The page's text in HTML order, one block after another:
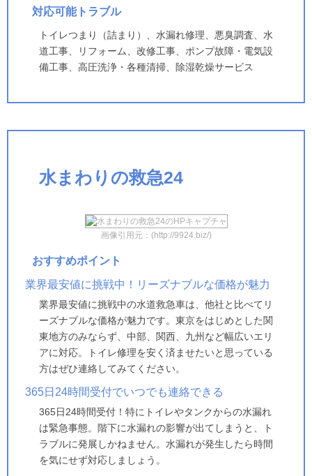
対応可能トラブル
トイレつまり（詰まり）、水漏れ修理、悪臭調査、水
道工事、リフォーム、改修工事、ポンプ故障・電気設
備工事、高圧洗浄・各種清掃、除湿乾燥サービス
水まわりの救急24
画像引用元：(http://9924.biz/)
おすすめポイント
業界最安値に挑戦中！リーズナブルな価格が魅力
業界最安値に挑戦中の水道救急車は、他社と比べてリ
ーズナブルな価格が魅力です。東京をはじめとした関
東地方のみならず、中部、関西、九州など幅広いエリ
アに対応。トイレ修理を安く済ませたいと思っている
方はぜひ連絡してみてください。
365日24時間受付でいつでも連絡できる
365日24時間受付！特にトイレやタンクからの水漏れ
は緊急事態。階下に水漏れの影響が出てしまうと、ト
ラブルに発展しかねません。水漏れが発生したら時間
を気にせず対応しましょう。